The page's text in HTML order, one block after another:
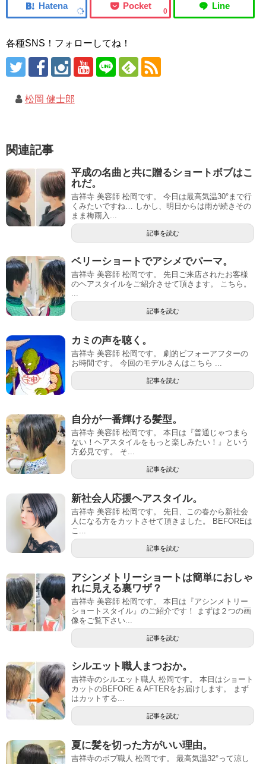
0
各種SNS！フォローしてね！
松岡 健士郎
関連記事
平成の名曲と共に贈るショートボブはこ
れだ。
吉祥寺 美容師 松岡です。 今日は最高気温30°まで行
くみたいですね… しかし、明日からは雨が続きその
まま梅雨入...
記事を読む
ベリーショートでアシメでパーマ。
吉祥寺 美容師 松岡です。 先日ご来店されたお客様
のヘアスタイルをご紹介させて頂きます。 こちら。
...
記事を読む
カミの声を聴く。
吉祥寺 美容師 松岡です。 劇的ビフォーアフターの
お時間です。 今回のモデルさんはこちら ...
記事を読む
自分が一番輝ける髪型。
吉祥寺 美容師 松岡です。 本日は『普通じゃつまら
ない！ヘアスタイルをもっと楽しみたい！』という
方必見です。 そ...
記事を読む
新社会人応援ヘアスタイル。
吉祥寺 美容師 松岡です。 先日、この春から新社会
人になる方をカットさせて頂きました。 BEFOREは
こ...
記事を読む
アシンメトリーショートは簡単におしゃ
れに見える裏ワザ？
吉祥寺 美容師 松岡です。 本日は『アシンメトリー
ショートスタイル』のご紹介です！ まずは２つの画
像をご覧下さい...
記事を読む
シルエット職人まつおか。
吉祥寺のシルエット職人 松岡です。 本日はショート
カットのBEFORE & AFTERをお届けします。 まず
はカットする...
記事を読む
夏に髪を切った方がいい理由。
吉祥寺のボブ職人 松岡です。 最高気温32°って涼し